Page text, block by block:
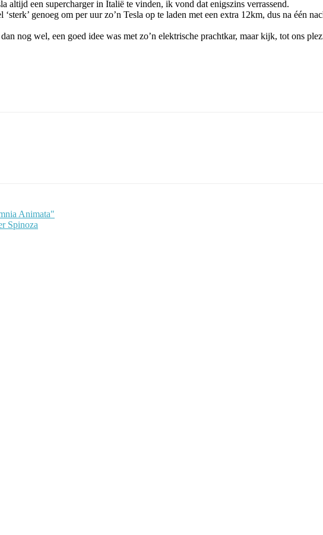
een supercharger in Italië te vinden, ik vond dat enigszins verrassend.
genoeg om per uur zo’n Tesla op te laden met een extra 12km, dus na één
nog wel, een goed idee was met zo’n elektrische prachtkar, maar kijk, tot ons
Animata"
Spinoza